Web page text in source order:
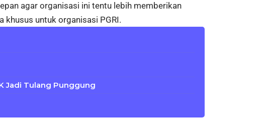
agar organisasi ini tentu lebih memberikan
khusus untuk organisasi PGRI.
Jadi Tulang Punggung